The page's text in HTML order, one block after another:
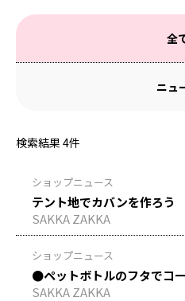
全
ニュ
検索結果 4件
ショップニュース
テント地でカバンを作ろう
SAKKA ZAKKA
ショップニュース
●ペットボトルのフタでコ
SAKKA ZAKKA